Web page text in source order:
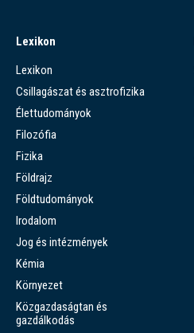
Lexikon
Lexikon
Csillagászat és asztrofizika
Élettudományok
Filozófia
Fizika
Földrajz
Földtudományok
Irodalom
Jog és intézmények
Kémia
Környezet
Közgazdaságtan és
gazdálkodás